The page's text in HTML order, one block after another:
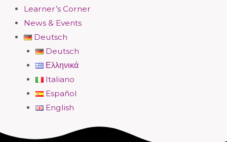
Learner’s Corner
News & Events
Deutsch
Deutsch
Ελληνικά
Italiano
Español
English